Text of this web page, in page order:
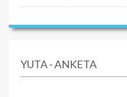
YUTA - ANKETA